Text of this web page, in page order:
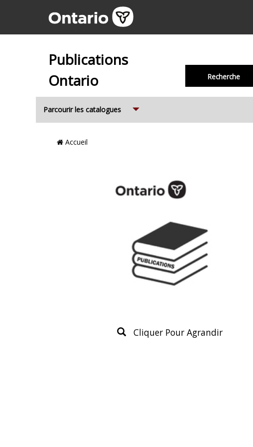
Publications
Ontario
Recherche
Parcourir les catalogues
Emplacement
Accueil
Cliquer Pour Agrandir